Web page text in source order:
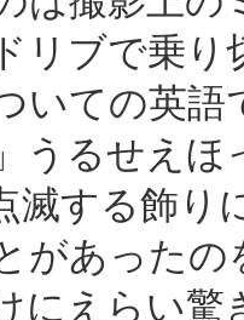
リブで乗
いての英語
うるせえほ
滅する飾り
があったの
にえらい驚